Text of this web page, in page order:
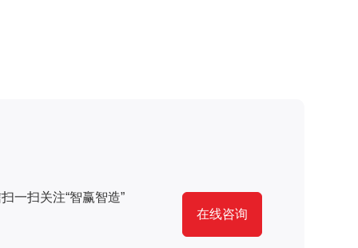
一扫关注“智赢智造”
在线咨询